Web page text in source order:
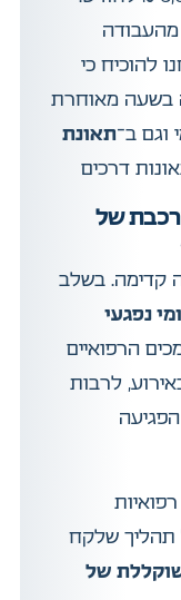
להוכיח כי
מאוחרת
וגם ב־תאונת
דרכים
של
קדימה. בשלב
נפגעי
הרפואיים
לרבות
תהליך שלקח
של